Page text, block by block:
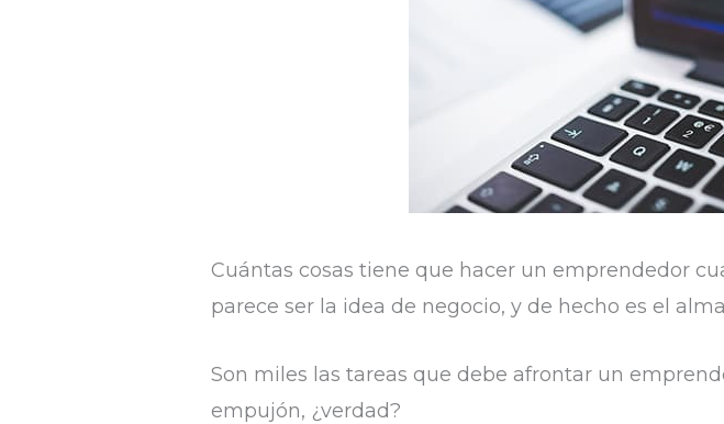
Cuántas cosas tiene que hacer un emprendedor
parece ser la idea de negocio, y de hecho es el
Son miles las tareas que debe afrontar un
empujón, ¿verdad?